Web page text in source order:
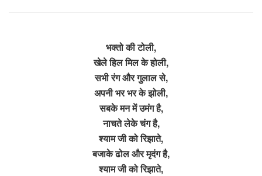
भक्तो की टोली,
खेले हिल मिल के होली,
सभी रंग और गुलाल से,
अपनी भर भर के झोली,
सबके मन में उमंग है,
नाचते लेके चंग है,
श्याम जी को रिझाते,
बजाके ढोल और मृदंग है,
श्याम जी को रिझाते,